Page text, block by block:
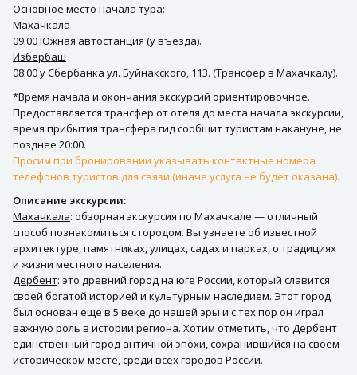
Основное место начала тура:
Махачкала
09:00 Южная автостанция (у въезда).
Избербаш
08:00 у Сбербанка ул. Буйнакского, 113. (Трансфер в Махачкалу).
*Время начала и окончания экскурсий ориентировочное.
Предоставляется трансфер от отеля до места начала экскурсии,
время прибытия трансфера гид сообщит туристам накануне, не
позднее 20:00.
Просим при бронировании указывать контактные номера
телефонов туристов для связи (иначе услуга не будет оказана).
Описание экскурсии:
Махачкала: обзорная экскурсия по Махачкале — отличный
способ познакомиться с городом. Вы узнаете об известной
архитектуре, памятниках, улицах, садах и парках, о традициях
и жизни местного населения.
Дербент: это древний город на юге России, который славится
своей богатой историей и культурным наследием. Этот город
был основан еще в 5 веке до нашей эры и с тех пор он играл
важную роль в истории региона. Хотим отметить, что Дербент
единственный город античной эпохи, сохранившийся на своем
историческом месте, среди всех городов России.